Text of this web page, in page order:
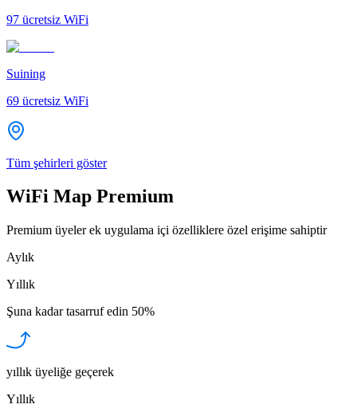
97 ücretsiz WiFi
Suining
69 ücretsiz WiFi
Tüm şehirleri göster
WiFi Map Premium
Premium üyeler ek uygulama içi özelliklere özel erişime sahiptir
Aylık
Yıllık
Şuna kadar tasarruf edin 50%
yıllık üyeliğe geçerek
Yıllık